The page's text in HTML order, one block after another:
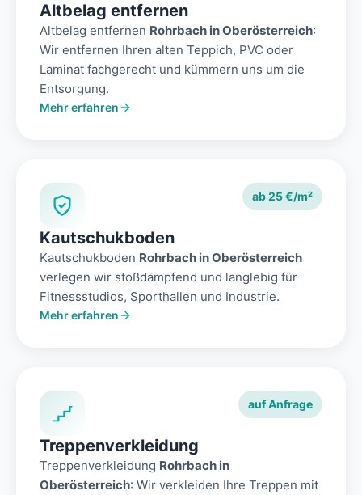
Altbelag entfernen
Altbelag entfernen Rohrbach in Oberösterreich:
Wir entfernen Ihren alten Teppich, PVC oder
Laminat fachgerecht und kümmern uns um die
Entsorgung.
Mehr erfahren
ab 25 €/m²
Kautschukboden
Kautschukboden Rohrbach in Oberösterreich
verlegen wir stoßdämpfend und langlebig für
Fitnessstudios, Sporthallen und Industrie.
Mehr erfahren
auf Anfrage
Treppenverkleidung
Treppenverkleidung Rohrbach in
Oberösterreich: Wir verkleiden Ihre Treppen mit